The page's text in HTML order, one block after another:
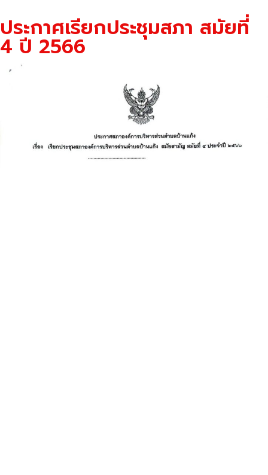
ประกาศเรียกประชุมสภา สมัยที่
4 ปี 2566